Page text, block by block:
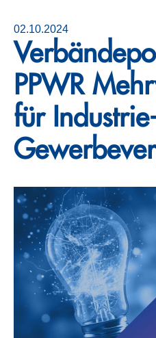
02.10.2024
PPWR
für